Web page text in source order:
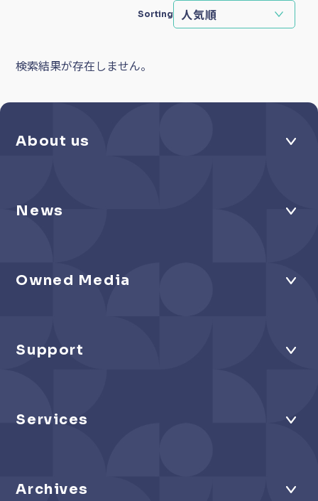
Sorting
検索結果が存在しません。
About us
News
Owned Media
Support
Services
Archives